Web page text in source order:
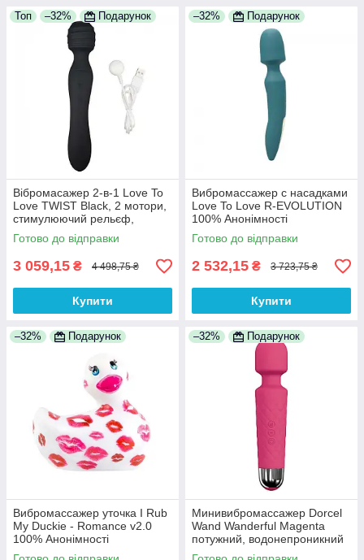
Топ –32% Подарунок
Вібромасажер 2-в-1 Love To
Love TWIST Black, 2 мотори,
стимулюючий рельєф,
водостійкий, USB-кабель
Готово до відправки
3 059,15 ₴ 4 498,75 ₴
Купити
–32% Подарунок
Вибромассажер с насадками
Love To Love R-EVOLUTION
100% Анонімності
Готово до відправки
2 532,15 ₴ 3 723,75 ₴
Купити
–32% Подарунок
Вибромассажер уточка I Rub
My Duckie - Romance v2.0
100% Анонімності
–32% Подарунок
Минивибромассажер Dorcel
Wand Wanderful Magenta
потужний, водонепроникний
100% Анонімності